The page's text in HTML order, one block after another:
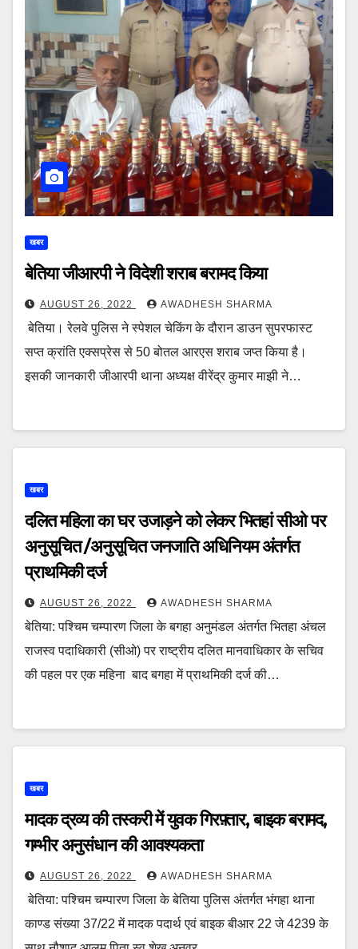
खबर
बेतिया जीआरपी ने विदेशी शराब बरामद किया
AUGUST 26, 2022 AWADHESH SHARMA
बेतिया। रेलवे पुलिस ने स्पेशल चेकिंग के दौरान डाउन सुपरफास्ट
सप्त क्रांति एक्सप्रेस से 50 बोतल आरएस शराब जप्त किया है।
इसकी जानकारी जीआरपी थाना अध्यक्ष वीरेंद्र कुमार माझी ने…
खबर
दलित महिला का घर उजाड़ने को लेकर भितहां सीओ पर
अनुसूचित /अनुसूचित जनजाति अधिनियम अंतर्गत
प्राथमिकी दर्ज
AUGUST 26, 2022 AWADHESH SHARMA
बेतिया: पश्चिम चम्पारण जिला के बगहा अनुमंडल अंतर्गत भितहा अंचल
राजस्व पदाधिकारी (सीओ) पर राष्ट्रीय दलित मानवाधिकार के सचिव
की पहल पर एक महिना बाद बगहा में प्राथमिकी दर्ज की…
खबर
मादक द्रव्य की तस्करी में युवक गिरफ़्तार, बाइक बरामद,
गम्भीर अनुसंधान की आवश्यकता
AUGUST 26, 2022 AWADHESH SHARMA
बेतिया: पश्चिम चम्पारण जिला के बेतिया पुलिस अंतर्गत भंगहा थाना
काण्ड संख्या 37/22 में मादक पदार्थ एवं बाइक बीआर 22 जे 4239 के